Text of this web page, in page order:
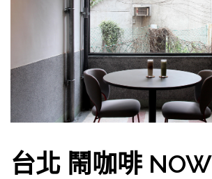
台北 鬧咖啡 NOW